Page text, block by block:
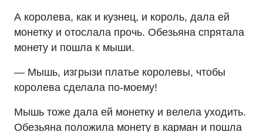
А королева, как и кузнец, и король, дала ей
монетку и отослала прочь. Обезьяна спрятала
монету и пошла к мыши.
— Мышь, изгрызи платье королевы, чтобы
королева сделала по-моему!
Мышь тоже дала ей монетку и велела уходить.
Обезьяна положила монету в карман и пошла